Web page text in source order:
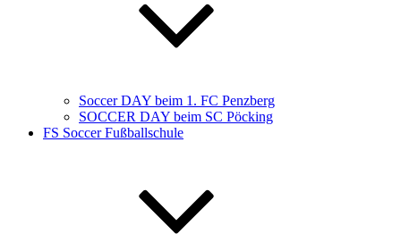
Soccer DAY beim 1. FC Penzberg
SOCCER DAY beim SC Pöcking
FS Soccer Fußballschule